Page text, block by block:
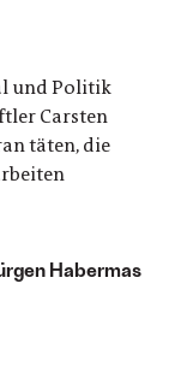
und Politik
Carsten
täten, die
Habermas